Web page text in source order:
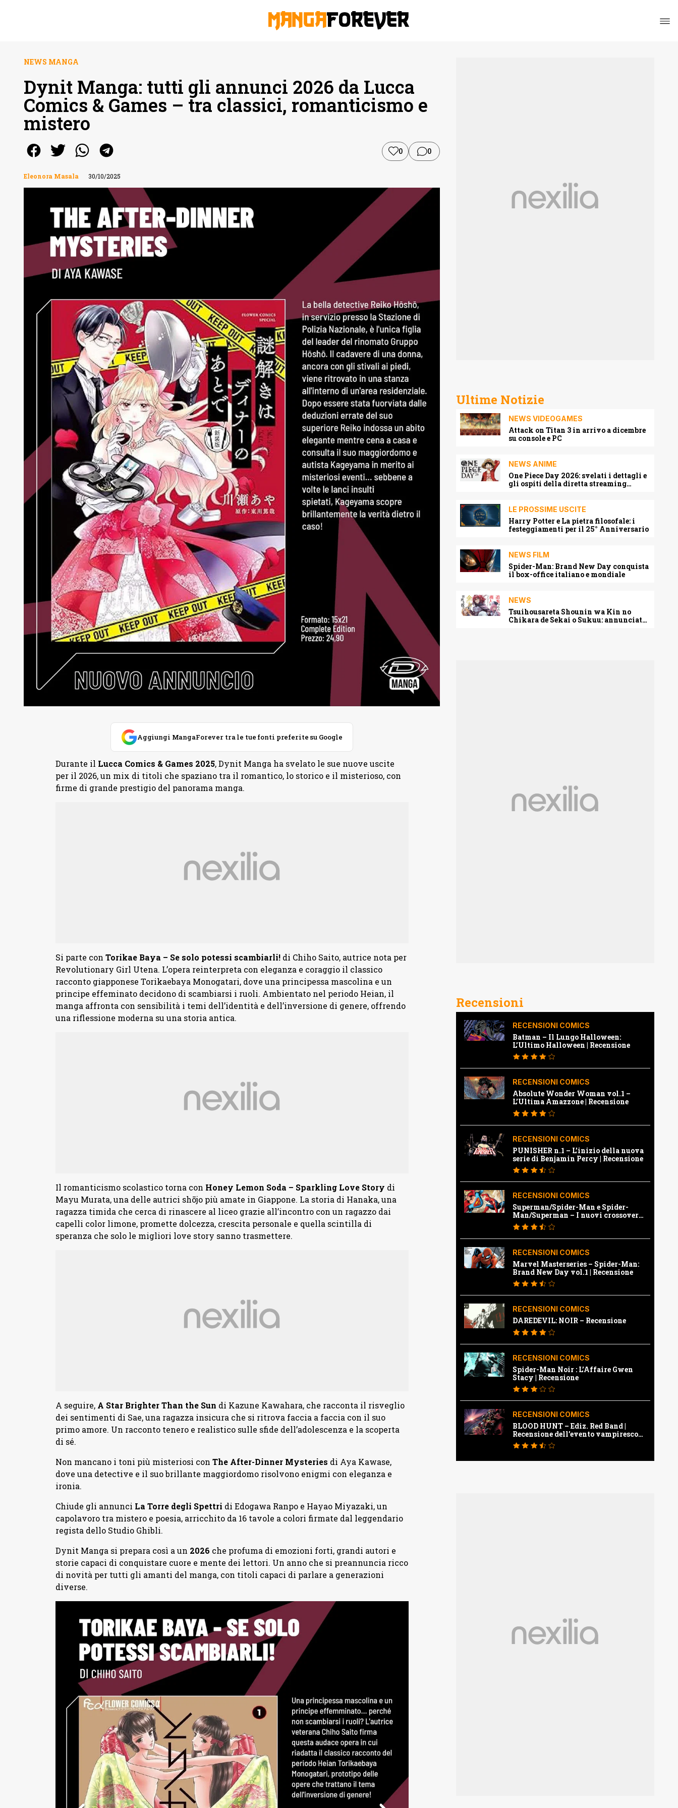
NEWS MANGA
Dynit Manga: tutti gli annunci 2026 da Lucca
Comics & Games – tra classici, romanticismo e
mistero
0 0
Eleonora Masala 30/10/2025
Aggiungi MangaForever tra le tue fonti preferite su Google
Durante il Lucca Comics & Games 2025, Dynit Manga ha svelato le sue nuove uscite
per il 2026, un mix di titoli che spaziano tra il romantico, lo storico e il misterioso, con
firme di grande prestigio del panorama manga.
Si parte con Torikae Baya – Se solo potessi scambiarli!di Chiho Saito, autrice nota per
Revolutionary Girl Utena. L’opera reinterpreta con eleganza e coraggio il classico
racconto giapponese Torikaebaya Monogatari, dove una principessa mascolina e un
principe effeminato decidono di scambiarsi i ruoli. Ambientato nel periodo Heian, il
manga affronta con sensibilità i temi dell’identità e dell’inversione di genere, offrendo
una riflessione moderna su una storia antica.
Il romanticismo scolastico torna con Honey Lemon Soda – Sparkling Love Story di
Mayu Murata, una delle autrici shōjo più amate in Giappone. La storia di Hanaka, una
ragazza timida che cerca di rinascere al liceo grazie all’incontro con un ragazzo dai
capelli color limone, promette dolcezza, crescita personale e quella scintilla di
speranza che solo le migliori love story sanno trasmettere.
A seguire, A Star Brighter Than the Sun di Kazune Kawahara, che racconta il risveglio
dei sentimenti di Sae, una ragazza insicura che si ritrova faccia a faccia con il suo
primo amore. Un racconto tenero e realistico sulle sfide dell’adolescenza e la scoperta
di sé.
Non mancano i toni più misteriosi con The After-Dinner Mysteries di Aya Kawase,
dove una detective e il suo brillante maggiordomo risolvono enigmi con eleganza e
ironia.
Chiude gli annunci La Torre degli Spettri di Edogawa Ranpo e Hayao Miyazaki, un
capolavoro tra mistero e poesia, arricchito da 16 tavole a colori firmate dal leggendario
regista dello Studio Ghibli.
Dynit Manga si prepara così a un 2026 che profuma di emozioni forti, grandi autori e
storie capaci di conquistare cuore e mente dei lettori. Un anno che si preannuncia ricco
di novità per tutti gli amanti del manga, con titoli capaci di parlare a generazioni
diverse.
Ultime Notizie
NEWS VIDEOGAMES
Attack on Titan 3 in arrivo a dicembre
su console e PC
NEWS ANIME
One Piece Day 2026: svelati i dettagli e
gli ospiti della diretta streaming
LE PROSSIME USCITE
Harry Potter e La pietra filosofale: i
festeggiamenti per il 25° Anniversario
NEWS FILM
Spider-Man: Brand New Day conquista
il box-office italiano e mondiale
NEWS
Tsuihousareta Shounin wa Kin no
Chikara de Sekai o Sukuu: annunciato
Recensioni
RECENSIONI COMICS
Batman – Il Lungo Halloween:
L’Ultimo Halloween | Recensione
RECENSIONI COMICS
Absolute Wonder Woman vol.1 –
L’Ultima Amazzone | Recensione
RECENSIONI COMICS
PUNISHER n.1 – L’inizio della nuova
serie di Benjamin Percy | Recensione
RECENSIONI COMICS
Superman/Spider-Man e Spider-
Man/Superman – I nuovi crossover
Marvel e Dc | Recensione
RECENSIONI COMICS
Marvel Masterseries – Spider-Man:
Brand New Day vol.1 | Recensione
RECENSIONI COMICS
DAREDEVIL: NOIR – Recensione
RECENSIONI COMICS
Spider-Man Noir : L’Affaire Gwen
Stacy | Recensione
RECENSIONI COMICS
BLOOD HUNT – Ediz. Red Band |
Recensione dell’evento vampiresco
della Marvel